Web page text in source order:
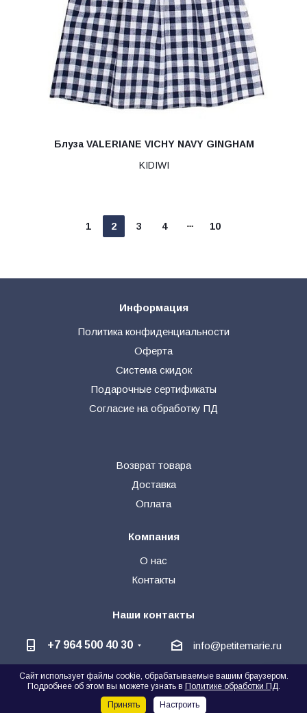
🗨
Блуза VALERIANE VICHY NAVY GINGHAM
KIDIWI
1 2 3 4 10
Информация
Политика конфиденциальности
Оферта
Система скидок
Подарочные сертификаты
Согласие на обработку ПД
Возврат товара
Доставка
Оплата
Компания
О нас
Контакты
Наши контакты
+7 964 500 40 30 info@petitemarie.ru
@petite_kids +7 964 500 40 30
Написать директору
Сайт использует файлы cookie, обрабатываемые вашим браузером.
Подробнее об этом вы можете узнать в Политике обработки ПД.
Принять
Настроить